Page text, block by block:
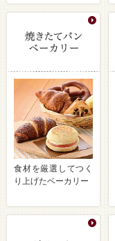
食材を厳選してつく
り上げたベーカリー